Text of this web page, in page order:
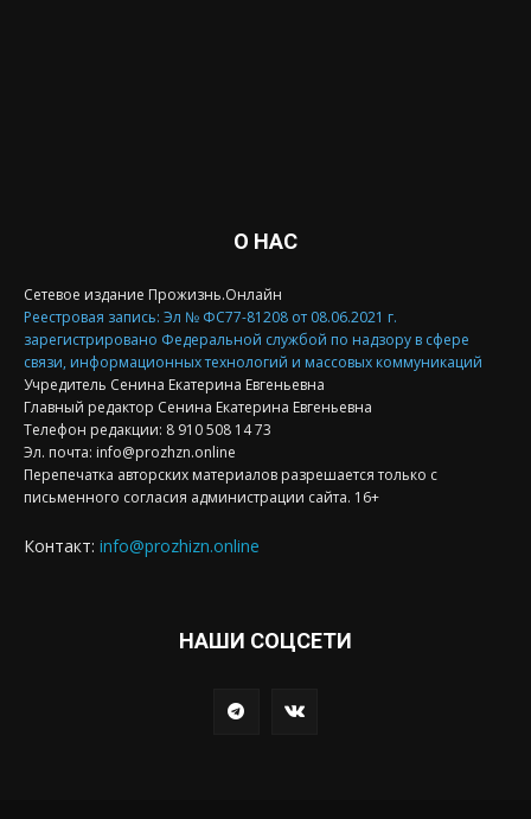
О НАС
Сетевое издание Прожизнь.Онлайн
Реестровая запись: Эл № ФС77-81208 от 08.06.2021 г.
зарегистрировано Федеральной службой по надзору в сфере
связи, информационных технологий и массовых коммуникаций
Учредитель Сенина Екатерина Евгеньевна
Главный редактор Сенина Екатерина Евгеньевна
Телефон редакции: 8 910 508 14 73
Эл. почта: info@prozhzn.online
Перепечатка авторских материалов разрешается только с
письменного согласия администрации сайта. 16+
Контакт: info@prozhizn.online
НАШИ СОЦСЕТИ